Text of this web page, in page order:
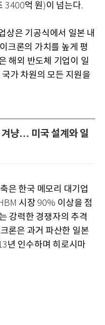
3400억 원)이 넘는다.
상은 기공식에서 일본 내
크론의 가치를 높게 평
해외 반도체 기업이 일
가 차원의 모든 지원을
겨냥… 미국 설계와 일
은 한국 메모리 대기업
시장 90% 이상을 점
강력한 경쟁자의 추격
론은 과거 파산한 일본
년 인수하며 히로시마